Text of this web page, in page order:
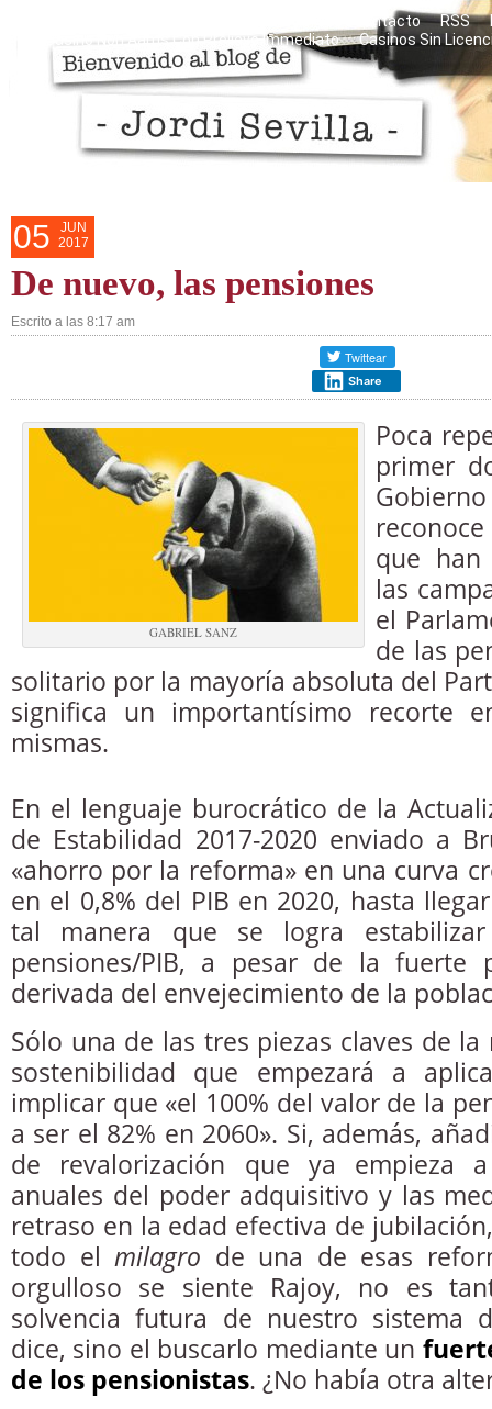
Contacto RSS
Casino Non Aams Con Prelievo Immediato
Casinos Sin
05
JUN
2017
De nuevo, las pensiones
Escrito a las 8:17 am
Share
GABRIEL SANZ
Poca
primer
que han
las
el
de las
solitario por la mayoría absoluta del
significa un importantísimo recorte
mismas.
En el lenguaje burocrático de la
de Estabilidad 2017-2020 enviado a
«ahorro por la reforma» en una curva
en el 0,8% del PIB en 2020, hasta
tal manera que se logra
pensiones/PIB, a pesar de la fuerte
derivada del envejecimiento de la
Sólo una de las tres piezas claves de
sostenibilidad que empezará a
implicar que «el 100% del valor de la
a ser el 82% en 2060». Si, además,
de revalorización que ya empieza
anuales del poder adquisitivo y las
retraso en la edad efectiva de
todo elmilagro de una de esas
orgulloso se siente Rajoy, no es
solvencia futura de nuestro sistema
dice, sino el buscarlo mediante un
de los pensionistas. ¿No había otra